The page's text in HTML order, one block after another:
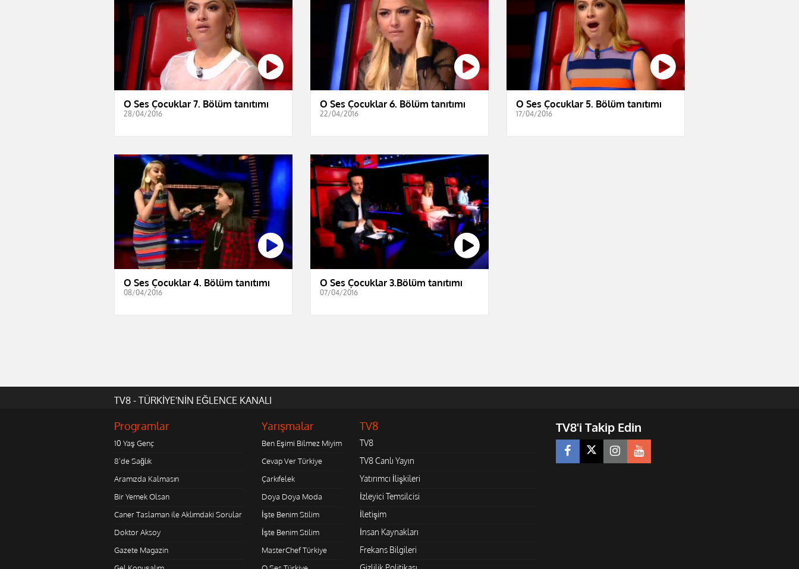
O Ses Çocuklar 7. Bölüm tanıtımı
28/04/2016
O Ses Çocuklar 6. Bölüm tanıtımı
22/04/2016
O Ses Çocuklar 5. Bölüm tanıtımı
17/04/2016
O Ses Çocuklar 4. Bölüm tanıtımı
08/04/2016
O Ses Çocuklar 3.Bölüm tanıtımı
07/04/2016
TV8 - TÜRKİYE'NİN EĞLENCE KANALI
Programlar
10 Yaş Genç
8'de Sağlık
Aramızda Kalmasın
Bir Yemek Olsan
Caner Taslaman ile Aklımdaki Sorular
Doktor Aksoy
Gazete Magazin
Yarışmalar
Ben Eşimi Bilmez Miyim
Cevap Ver Türkiye
Çarkıfelek
Doya Doya Moda
İşte Benim Stilim
İşte Benim Stilim
MasterChef Türkiye
TV8
TV8
TV8 Canlı Yayın
Yatırımcı İlişkileri
İzleyici Temsilcisi
İletişim
İnsan Kaynakları
Frekans Bilgileri
TV8'i Takip Edin